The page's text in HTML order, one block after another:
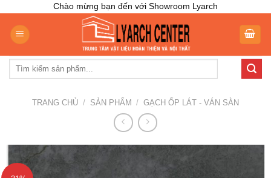
content
Chào mừng bạn đến với Showroom Lyarch
Tìm
TRANG CHỦ / SẢN PHẨM / GẠCH ỐP LÁT - VÁN SÀN